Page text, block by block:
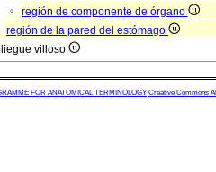
región de componente de órgano
región de la pared del estómago
villoso
FOR ANATOMICAL TERMINOLOGY Creative Commons